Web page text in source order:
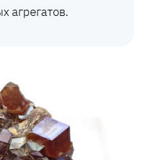
агрегатов.